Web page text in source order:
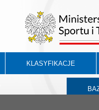
KLASYFIKACJE